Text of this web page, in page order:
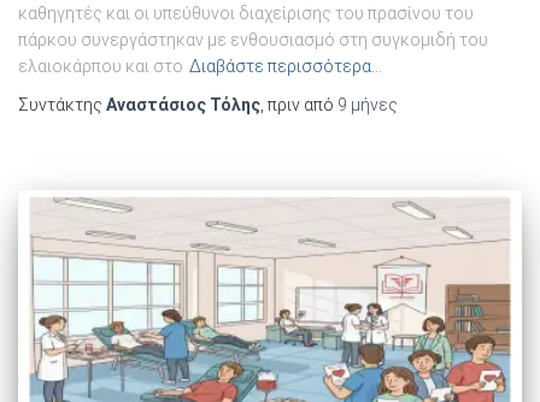
καθηγητές και οι υπεύθυνοι διαχείρισης του πρασίνου του
πάρκου συνεργάστηκαν με ενθουσιασμό στη συγκομιδή του
ελαιοκάρπου και στο Διαβάστε περισσότερα…
Συντάκτης Αναστάσιος Τόλης , πριν από 9 μήνες